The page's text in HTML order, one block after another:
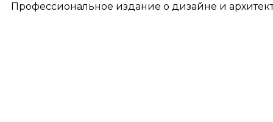
Профессиональное издание о дизайне и